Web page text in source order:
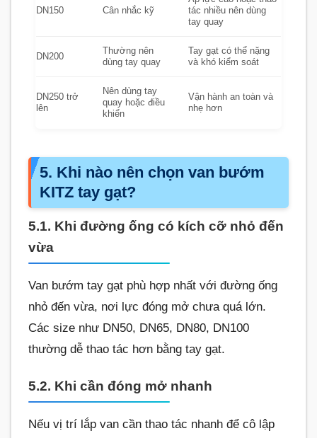
DN150 Cân nhắc kỹ
tác nhiều nên dùng
tay quay
DN200
Thường nên
dùng tay quay
Tay gạt có thể nặng
và khó kiểm soát
DN250 trở
lên
Nên dùng tay
quay hoặc điều
khiển
Vận hành an toàn và
nhẹ hơn
5. Khi nào nên chọn van bướm
KITZ tay gạt?
5.1. Khi đường ống có kích cỡ nhỏ đến
vừa
Van bướm tay gạt phù hợp nhất với đường ống
nhỏ đến vừa, nơi lực đóng mở chưa quá lớn.
Các size như DN50, DN65, DN80, DN100
thường dễ thao tác hơn bằng tay gạt.
5.2. Khi cần đóng mở nhanh
Nếu vị trí lắp van cần thao tác nhanh để cô lập